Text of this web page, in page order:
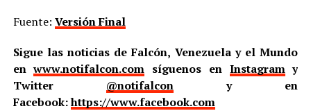
Fuente: Versión Final
Sigue las noticias de Falcón, Venezuela y el Mundo
enwww.notifalcon.com síguenos en Instagramy
Twitter @notifalcony en
Facebook:https://www.facebook.com